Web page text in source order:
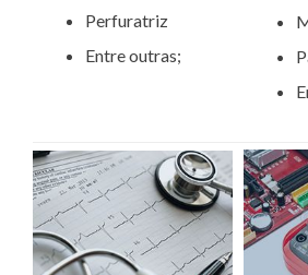
Perfuratriz
Entre outras;